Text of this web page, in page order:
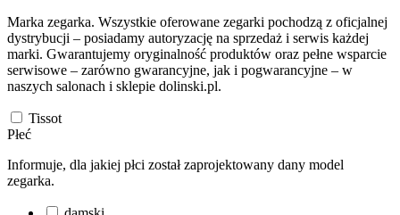
Marka zegarka. Wszystkie oferowane zegarki pochodzą z oficjalnej
dystrybucji – posiadamy autoryzację na sprzedaż i serwis każdej
marki. Gwarantujemy oryginalność produktów oraz pełne wsparcie
serwisowe – zarówno gwarancyjne, jak i pogwarancyjne – w
naszych salonach i sklepie dolinski.pl.
Tissot
Płeć
Informuje, dla jakiej płci został zaprojektowany dany model
zegarka.